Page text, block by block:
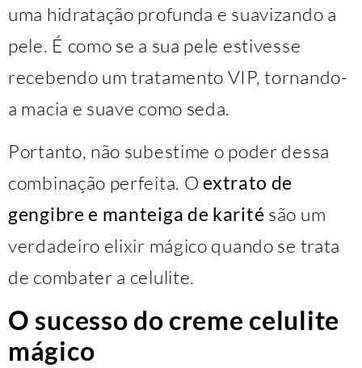
uma hidratação profunda e suavizando a
pele. É como se a sua pele estivesse
recebendo um tratamento VIP, tornando-
a macia e suave como seda.
Portanto, não subestime o poder dessa
combinação perfeita. Oextrato de
gengibre e manteiga de karité são um
verdadeiro elixir mágico quando se trata
de combater a celulite.
O sucesso do creme celulite
mágico